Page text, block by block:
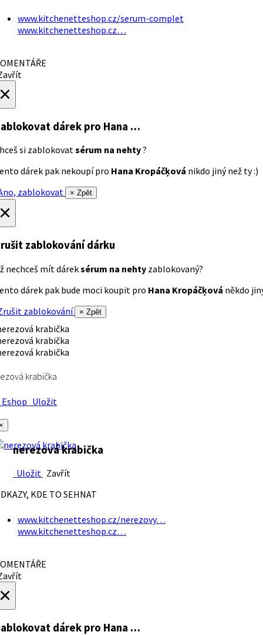
www.kitchenetteshop.cz/serum-complet
www.kitchenetteshop.cz…
dárek pro Hana …
si zablokovatsérum na nehty?
dárek pak nekoupí pro Hana Kropáčķová nikdo jiný než ty :)
zablokovat
× Zpět
zablokování dárku
nechceš mít dáreksérum na nehty zablokovaný?
dárek pak bude moci koupit pro Hana Kropáčķová někdo
zablokování
× Zpět
krabička
Uložit
nerezová krabička
Uložit Zavřít
KDE TO SEHNAT
www.kitchenetteshop.cz/nerezovy…
www.kitchenetteshop.cz…
dárek pro Hana …